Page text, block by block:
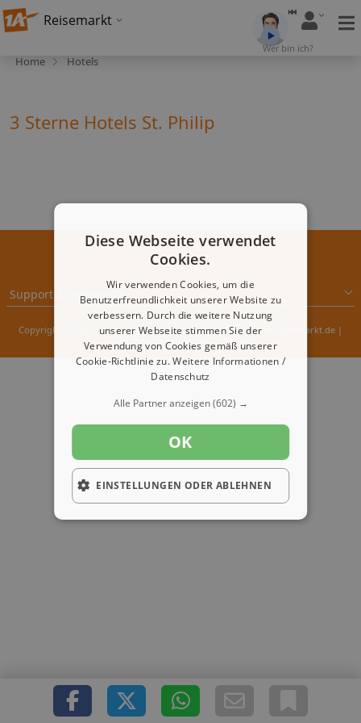
Reisemarkt
Wer bin ich?
Home Hotels
3 Sterne Hotels St. Philip
Support & Impressum
Copyright © 2000 - 2026 1A-Infosysteme.de | Content by: 1A-Reisemarkt.de |
08.08.2026| CFo: No|PATH ( 0.372)
Diese Webseite verwendet
Cookies.
Wir verwenden Cookies, um die
Benutzerfreundlichkeit unserer Website zu
verbessern. Durch die weitere Nutzung
unserer Webseite stimmen Sie der
Verwendung von Cookies gemäß unserer
Cookie-Richtlinie zu.Weitere Informationen /
Datenschutz
Alle Partner anzeigen(602) →
OK
EINSTELLUNGEN ODER ABLEHNEN